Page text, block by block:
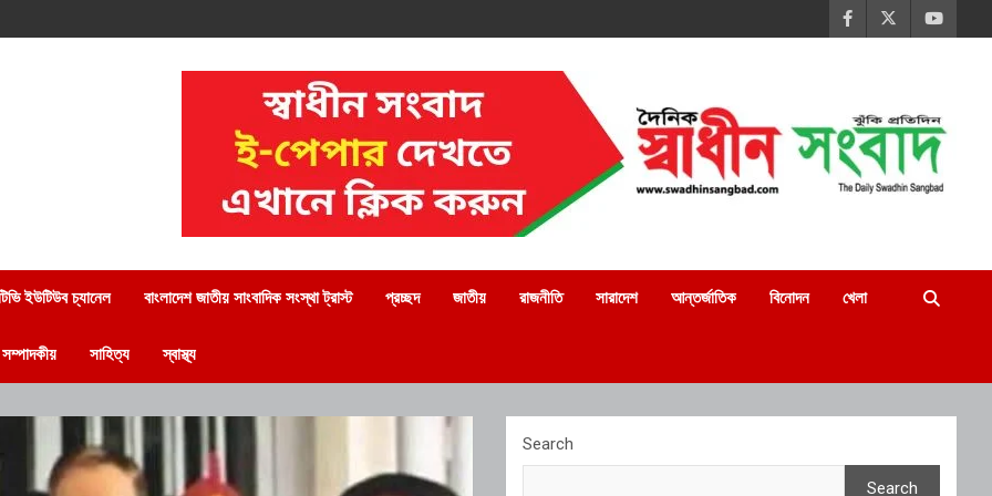
ইউটিউব চ্যানেল বাংলাদেশ জাতীয় সাংবাদিক সংস্থা ট্রাস্ট প্রচ্ছদ জাতীয় রাজনীতি সারাদেশ আন্তর্জাতিক বিনোদন খেলা
সম্পাদকীয় সাহিত্য স্বাস্থ্য
Search
Search